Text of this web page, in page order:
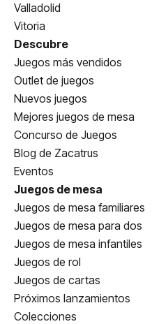
Valladolid
Vitoria
Descubre
Juegos más vendidos
Outlet de juegos
Nuevos juegos
Mejores juegos de mesa
Concurso de Juegos
Blog de Zacatrus
Eventos
Juegos de mesa
Juegos de mesa familiares
Juegos de mesa para dos
Juegos de mesa infantiles
Juegos de rol
Juegos de cartas
Próximos lanzamientos
Colecciones